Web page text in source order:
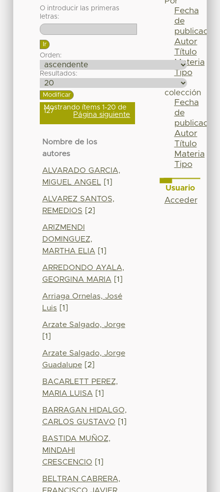
O introducir las primeras
letras:
Orden:
Resultados:
Mostrando ítems 1-20 de
127 Página siguiente
Nombre de los
autores
ALVARADO GARCIA,
MIGUEL ANGEL [1]
ALVAREZ SANTOS,
REMEDIOS [2]
ARIZMENDI
DOMINGUEZ,
MARTHA ELIA [1]
ARREDONDO AYALA,
GEORGINA MARIA [1]
Arriaga Ornelas, José
Luis [1]
Arzate Salgado, Jorge
[1]
Arzate Salgado, Jorge
Guadalupe[2]
BACARLETT PEREZ,
MARIA LUISA [1]
BARRAGAN HIDALGO,
CARLOS GUSTAVO [1]
BASTIDA MUÑOZ,
MINDAHI
CRESCENCIO [1]
BELTRAN CABRERA,
Fecha
de
publicación
Autor
Título
Materia
Tipo
colección
Fecha
de
publicación
Autor
Título
Materia
Tipo
Usuario
Acceder